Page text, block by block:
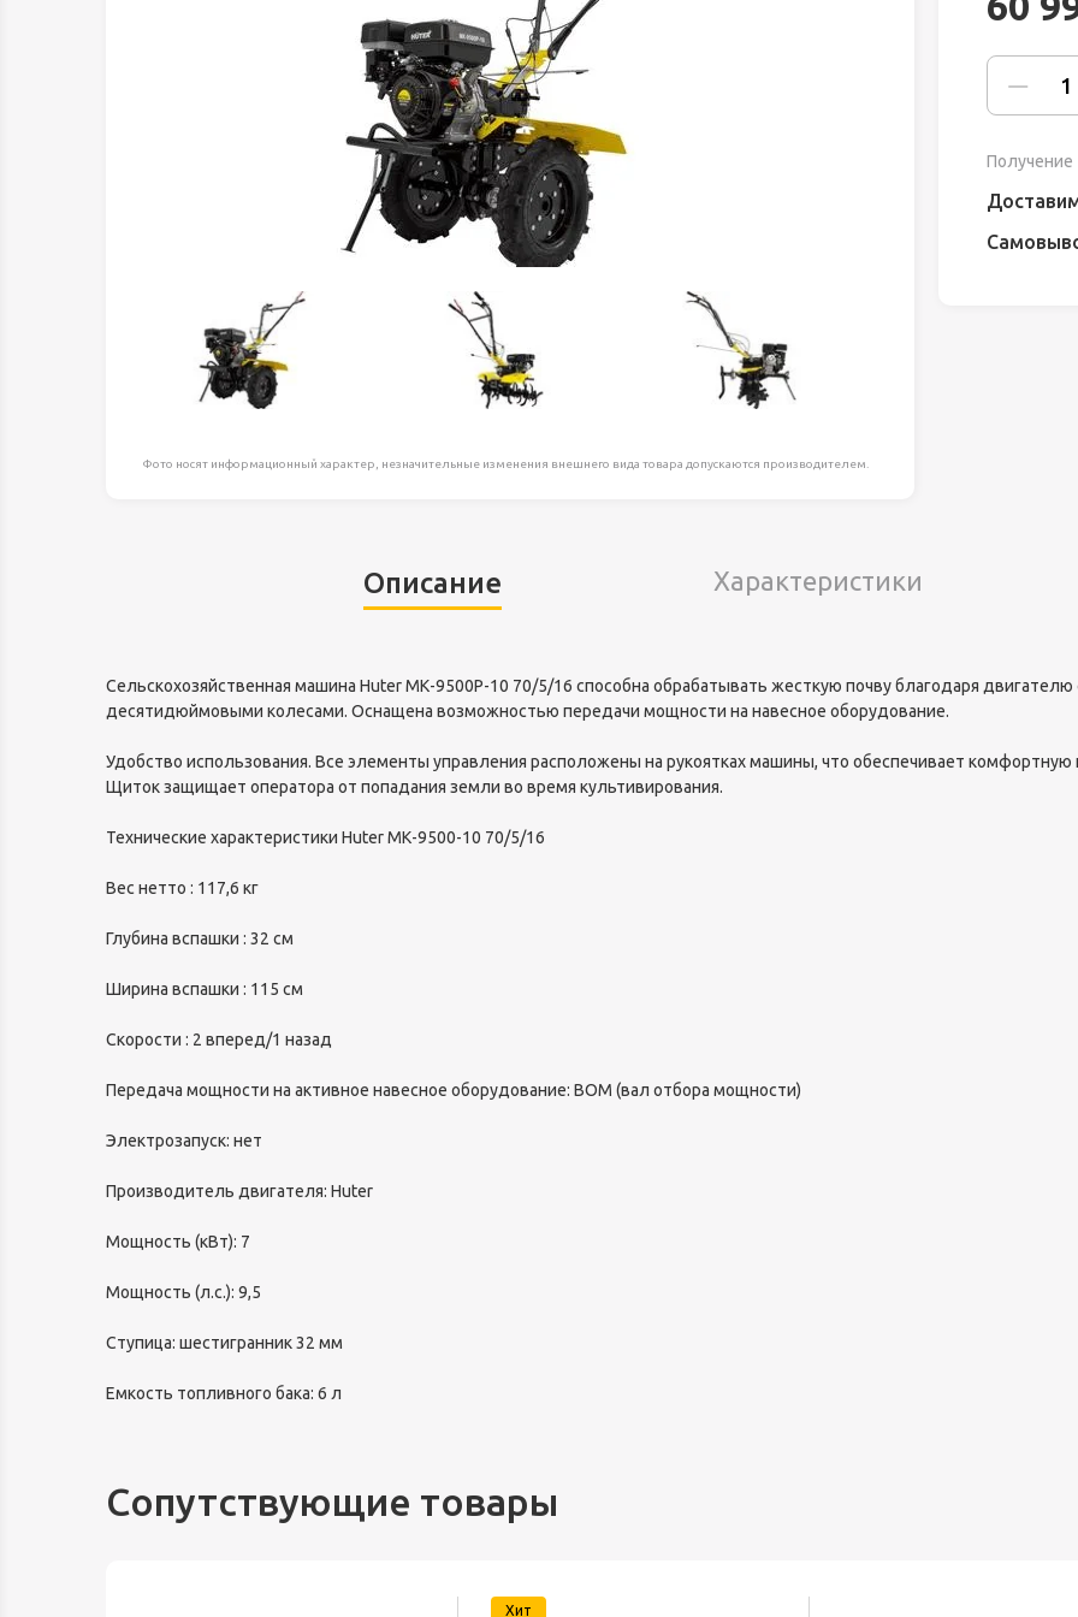
Оборудование для работ на
высоте
Пневматика, Гидравлика
Промышленная химия
Распродажа
Расходные материалы и
оснастка
Скобяные изделия
Товары для дома, сада, отдыха
Фото носят информационный характер, незначительные изменения внешнего вида товара допускаются производителем.
Получение
Описание Характеристики
Сельскохозяйственная машина Huter МК-9500P-10 70/5/16 способна обрабатывать жесткую почву благодаря
десятидюймовыми колесами. Оснащена возможностью передачи мощности на навесное оборудование.
Удобство использования. Все элементы управления расположены на рукоятках машины, что обеспечивает комфортную
Щиток защищает оператора от попадания земли во время культивирования.
Технические характеристики Huter МК-9500-10 70/5/16
Вес нетто : 117,6 кг
Глубина вспашки : 32 см
Ширина вспашки : 115 см
Скорости : 2 вперед/1 назад
Передача мощности на активное навесное оборудование: ВОМ (вал отбора мощности)
Электрозапуск: нет
Производитель двигателя: Huter
Мощность (кВт): 7
Мощность (л.с.): 9,5
Ступица: шестигранник 32 мм
Емкость топливного бака: 6 л
Сопутствующие товары
Хит